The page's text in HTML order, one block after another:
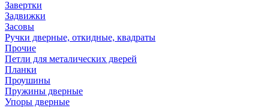
Завертки
Задвижки
Засовы
Ручки дверные, откидные, квадраты
Прочие
Петли для металических дверей
Планки
Проушины
Пружины дверные
Упоры дверные